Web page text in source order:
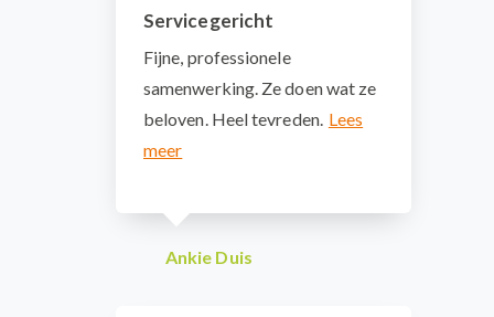
Servicegericht
Fijne, professionele
samenwerking. Ze doen wat ze
beloven. Heel tevreden.
Ankie Duis